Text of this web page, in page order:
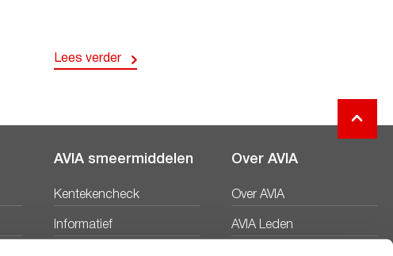
Lees verder
AVIA smeermiddelen
Kentekencheck
Informatief
Over AVIA
Over AVIA
AVIA Leden